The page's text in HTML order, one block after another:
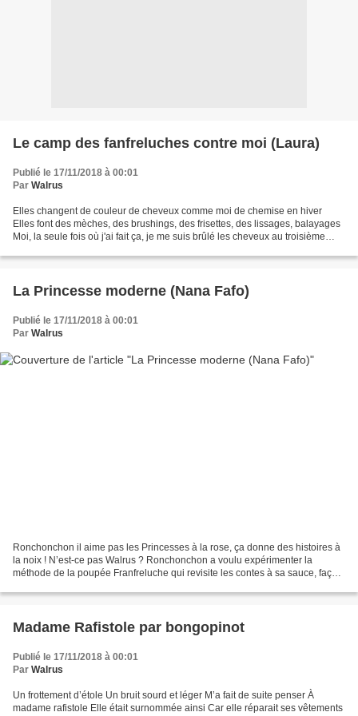
Le camp des fanfreluches contre moi (Laura)
Publié le 17/11/2018 à 00:01
Par Walrus
Elles changent de couleur de cheveux comme moi de chemise en hiver
Elles font des mèches, des brushings, des frisettes, des lissages, balayages
Moi, la seule fois où j'ai fait ça, je me suis brûlé les cheveux au troisième
La Princesse moderne (Nana Fafo)
Publié le 17/11/2018 à 00:01
Par Walrus
Ronchonchon il aime pas les Princesses à la rose, ça donne des histoires à
la noix ! N’est-ce pas Walrus ? Ronchonchon a voulu expérimenter la
méthode de la poupée Franfreluche qui revisite les contes à sa sauce, façon
Madame Rafistole par bongopinot
Publié le 17/11/2018 à 00:01
Par Walrus
Un frottement d’étole Un bruit sourd et léger M’a fait de suite penser À
madame rafistole Elle était surnommée ainsi Car elle réparait ses vêtements